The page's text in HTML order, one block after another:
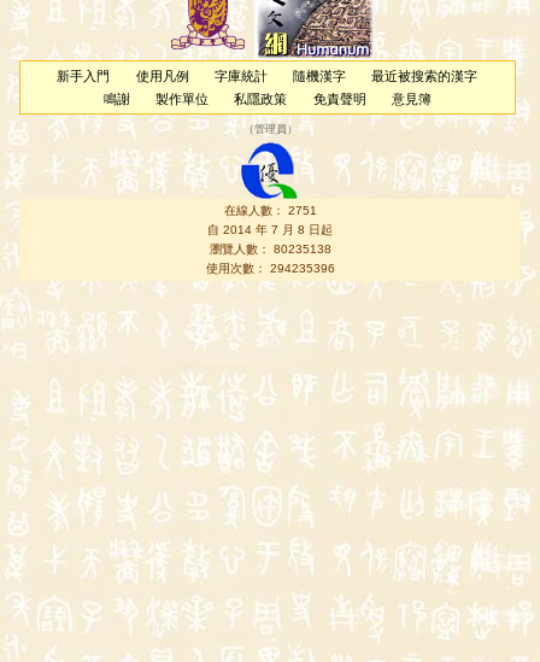
新手入門 使用凡例 字庫統計 隨機漢字
最近被搜索的漢字
鳴謝
製作單位 私隱政策 免責聲明 意見簿
（管理員 ）
在線人數： 2751
自 2014 年 7 月 8 日起
瀏覽人數： 80235138
使用次數： 294235396